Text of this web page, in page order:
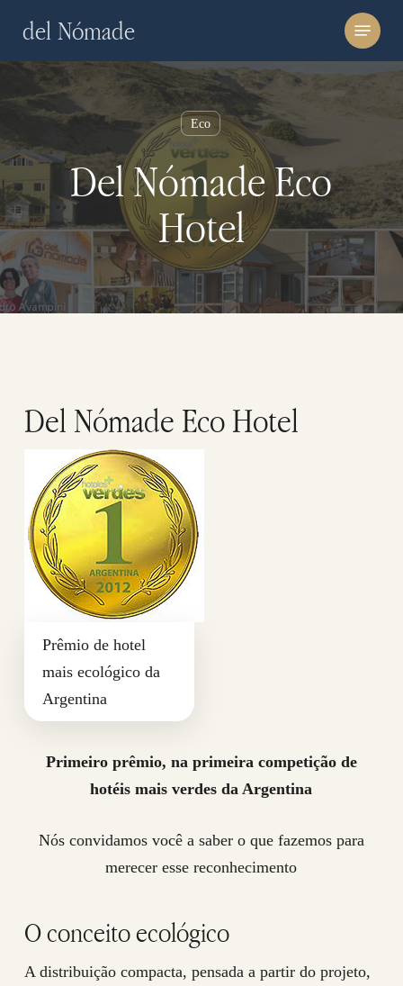
del Nómade Menu
Eco
Del Nómade Eco
Hotel
Del Nómade Eco Hotel
Prêmio de hotel
mais ecológico da
Argentina
Primeiro prêmio, na primeira competição de
hotéis mais verdes da Argentina
Nós convidamos você a saber o que fazemos para
merecer esse reconhecimento
O conceito ecológico
A distribuição compacta, pensada a partir do projeto,